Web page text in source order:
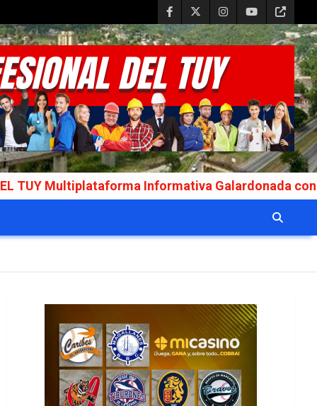
Informativa Galardonada con el Premio